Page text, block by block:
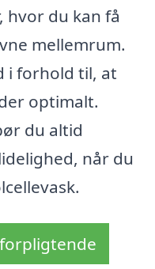
du kan få
mellemrum.
i forhold til, at
optimalt.
du altid
når du